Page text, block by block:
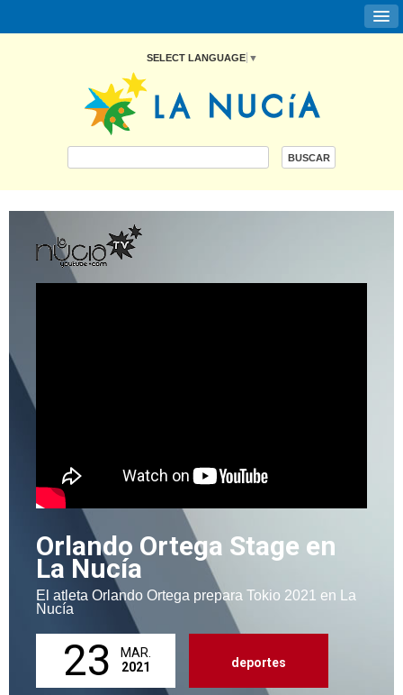
SELECT LANGUAGE ▼
Orlando Ortega Stage en
La Nucía
El atleta Orlando Ortega prepara Tokio 2021 en La
Nucía
23
MAR.
2021
deportes